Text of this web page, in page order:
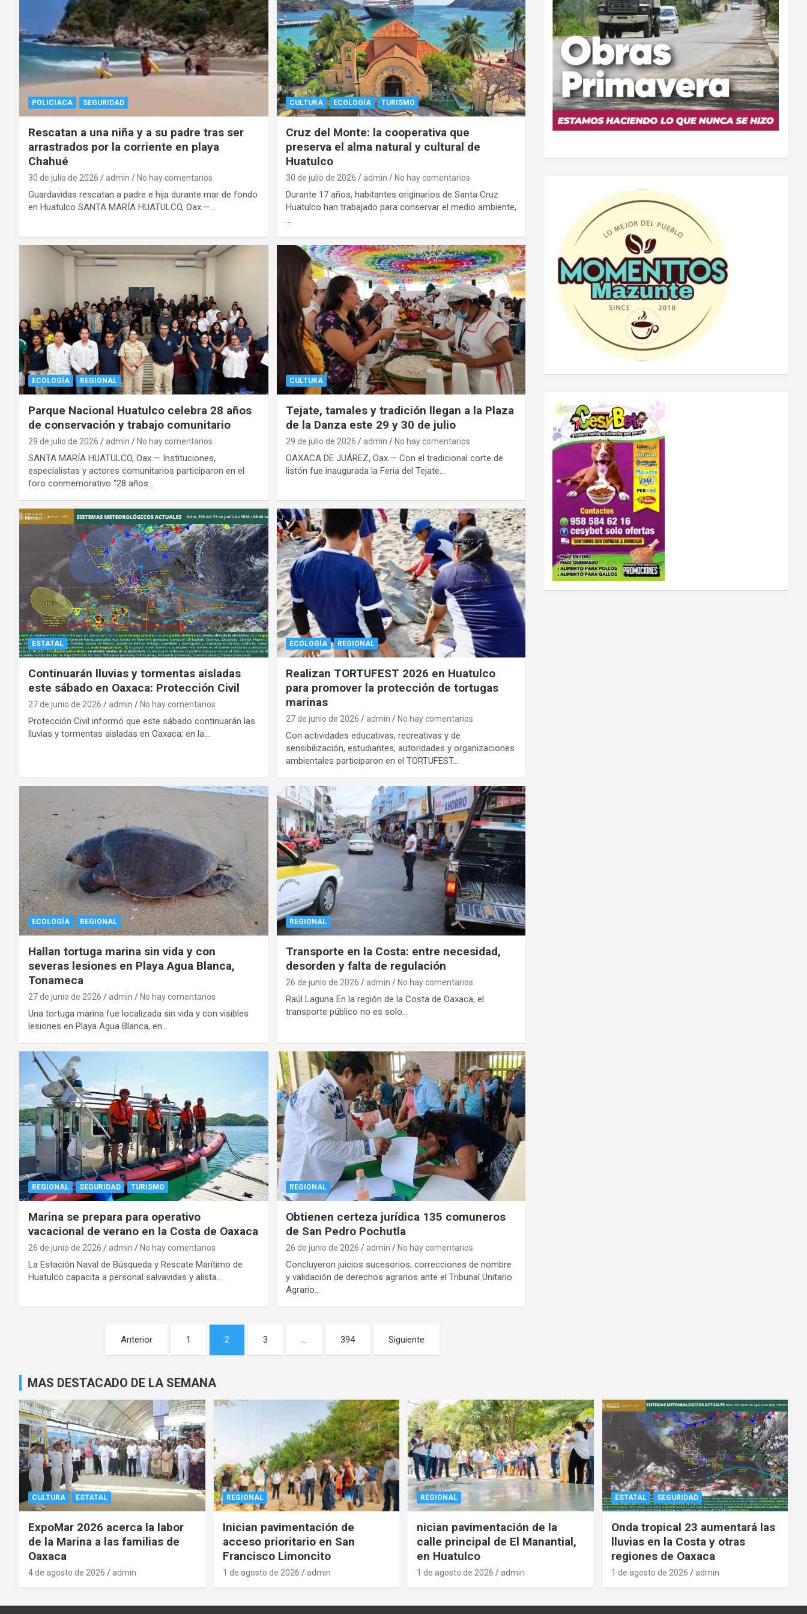
POLICIACA SEGURIDAD
Rescatan a una niña y a su padre tras ser
arrastrados por la corriente en playa
Chahué
30 de julio de 2026 admin No hay comentarios
Guardavidas rescatan a padre e hija durante mar de fondo
en Huatulco SANTA MARÍA HUATULCO, Oax.—…
CULTURA ECOLOGÍA TURISMO
Cruz del Monte: la cooperativa que
preserva el alma natural y cultural de
Huatulco
30 de julio de 2026 admin No hay comentarios
Durante 17 años, habitantes originarios de Santa Cruz
Huatulco han trabajado para conservar el medio ambiente,
…
ECOLOGÍA REGIONAL
Parque Nacional Huatulco celebra 28 años
de conservación y trabajo comunitario
29 de julio de 2026 admin No hay comentarios
SANTA MARÍA HUATULCO, Oax.— Instituciones,
especialistas y actores comunitarios participaron en el
foro conmemorativo “28 años…
CULTURA
Tejate, tamales y tradición llegan a la Plaza
de la Danza este 29 y 30 de julio
29 de julio de 2026 admin No hay comentarios
OAXACA DE JUÁREZ, Oax.— Con el tradicional corte de
listón fue inaugurada la Feria del Tejate…
ESTATAL
Continuarán lluvias y tormentas aisladas
este sábado en Oaxaca: Protección Civil
27 de junio de 2026 admin No hay comentarios
Protección Civil informó que este sábado continuarán las
lluvias y tormentas aisladas en Oaxaca; en la…
ECOLOGÍA REGIONAL
Realizan TORTUFEST 2026 en Huatulco
para promover la protección de tortugas
marinas
27 de junio de 2026 admin No hay comentarios
Con actividades educativas, recreativas y de
sensibilización, estudiantes, autoridades y organizaciones
ambientales participaron en el TORTUFEST…
ECOLOGÍA REGIONAL
Hallan tortuga marina sin vida y con
severas lesiones en Playa Agua Blanca,
Tonameca
27 de junio de 2026 admin No hay comentarios
Una tortuga marina fue localizada sin vida y con visibles
lesiones en Playa Agua Blanca, en…
REGIONAL
Transporte en la Costa: entre necesidad,
desorden y falta de regulación
26 de junio de 2026 admin No hay comentarios
Raúl Laguna En la región de la Costa de Oaxaca, el
transporte público no es solo…
REGIONAL SEGURIDAD TURISMO
Marina se prepara para operativo
vacacional de verano en la Costa de Oaxaca
26 de junio de 2026 admin No hay comentarios
La Estación Naval de Búsqueda y Rescate Marítimo de
Huatulco capacita a personal salvavidas y alista…
REGIONAL
Obtienen certeza jurídica 135 comuneros
de San Pedro Pochutla
26 de junio de 2026 admin No hay comentarios
Concluyeron juicios sucesorios, correcciones de nombre
y validación de derechos agrarios ante el Tribunal Unitario
Agrario…
entradas
Anterior 1 2 3 … 394 Siguiente
MAS DESTACADO DE LA SEMANA
CULTURA ESTATAL
ExpoMar 2026 acerca la labor
de la Marina a las familias de
Oaxaca
4 de agosto de 2026 admin
REGIONAL
Inician pavimentación de
acceso prioritario en San
Francisco Limoncito
1 de agosto de 2026 admin
REGIONAL
nician pavimentación de la
calle principal de El Manantial,
en Huatulco
1 de agosto de 2026 admin
ESTATAL SEGURIDAD
Onda tropical 23 aumentará las
lluvias en la Costa y otras
regiones de Oaxaca
1 de agosto de 2026 admin